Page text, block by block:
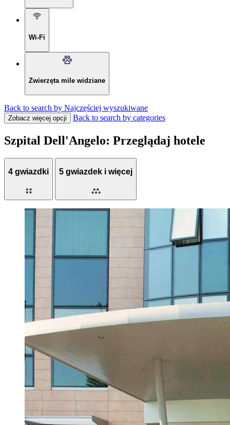
Wi-Fi
Zwierzęta mile widziane
Back to search by Najczęściej wyszukiwane
Zobacz więcej opcji Back to search by categories
Szpital Dell'Angelo: Przeglądaj hotele
4 gwiazdki 5 gwiazdek i więcej